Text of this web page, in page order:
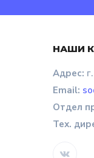
НАШИ
Адрес:
Email:
Отдел
Тех.